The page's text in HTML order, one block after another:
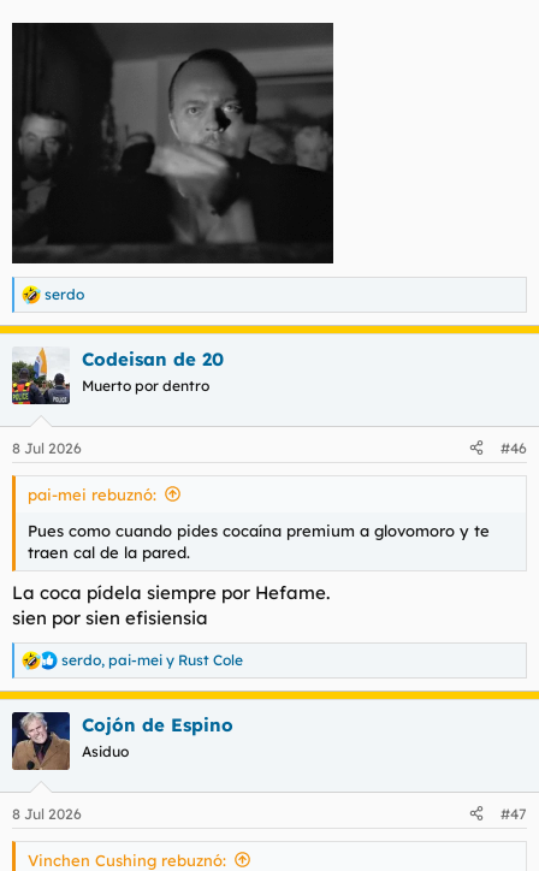
R
e
a
c
c
i
e
s
serdo
Codeisan de 20
Muerto por dentro
8 Jul 2026 #46
pai-mei rebuznó:
Pues como cuando pides cocaína premium a glovomoro y te
traen cal de la pared.
La coca pídela siempre por Hefame.
sien por sien efisiensia
R
e
a
c
c
i
e
s
serdo, pai-mei y Rust Cole
Cojón de Espino
Asiduo
8 Jul 2026 #47
Vinchen Cushing rebuznó: